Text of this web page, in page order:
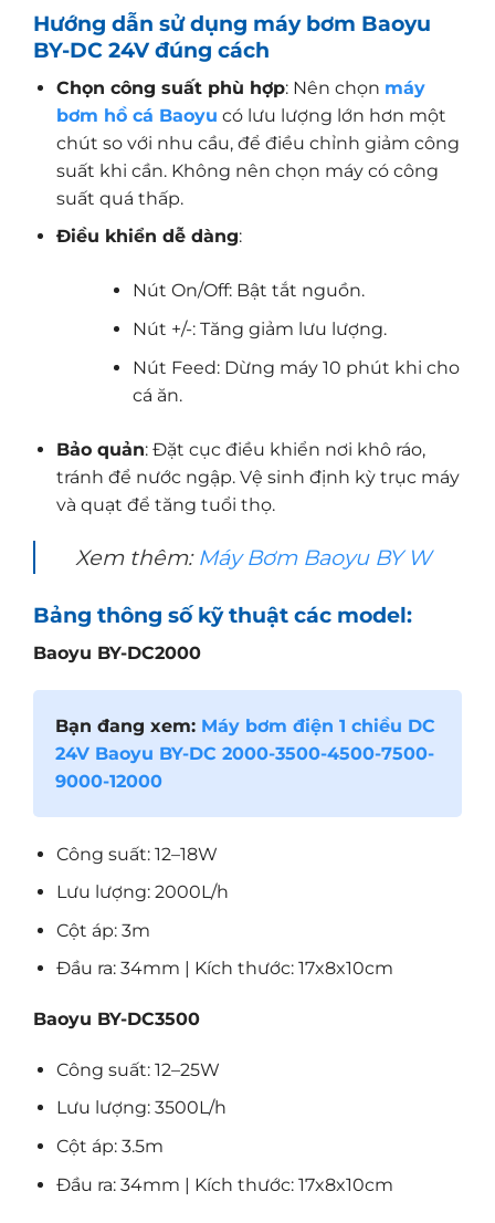
Hướng dẫn sử dụng máy bơm Baoyu
BY-DC 24V đúng cách
Chọn công suất phù hợp: Nên chọn máy
bơm hồ cá Baoyu có lưu lượng lớn hơn một
chút so với nhu cầu, để điều chỉnh giảm công
suất khi cần. Không nên chọn máy có công
suất quá thấp.
Điều khiển dễ dàng:
Nút On/Off: Bật tắt nguồn.
Nút +/-: Tăng giảm lưu lượng.
Nút Feed: Dừng máy 10 phút khi cho
cá ăn.
Bảo quản: Đặt cục điều khiển nơi khô ráo,
tránh để nước ngập. Vệ sinh định kỳ trục máy
và quạt để tăng tuổi thọ.
Xem thêm: Máy Bơm Baoyu BY W
Bảng thông số kỹ thuật các model:
Baoyu BY-DC2000
Bạn đang xem: Máy bơm điện 1 chiều DC
24V Baoyu BY-DC 2000-3500-4500-7500-
9000-12000
Công suất: 12–18W
Lưu lượng: 2000L/h
Cột áp: 3m
Đầu ra: 34mm | Kích thước: 17x8x10cm
Baoyu BY-DC3500
Công suất: 12–25W
Lưu lượng: 3500L/h
Cột áp: 3.5m
Đầu ra: 34mm | Kích thước: 17x8x10cm